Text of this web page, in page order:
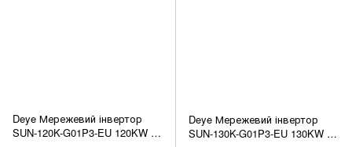
Deye Мережевий інвертор
SUN-120K-G01P3-EU 120KW 8
Deye Мережевий інвертор
SUN-130K-G01P3-EU 130KW 8